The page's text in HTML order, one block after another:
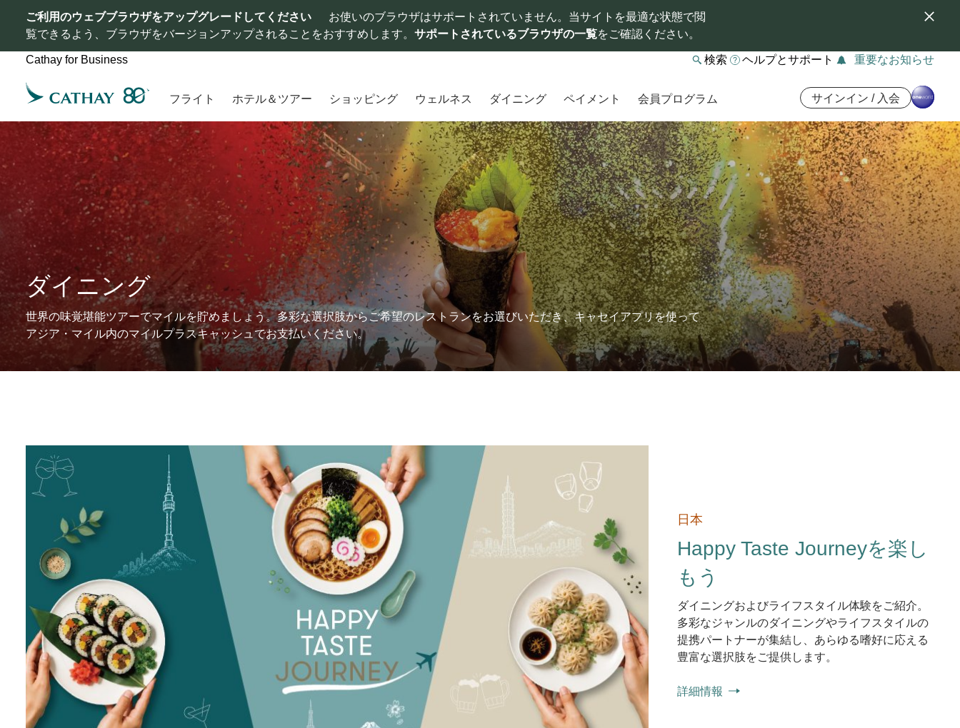
ご利用のウェブブラウザをアップグレードしてください
お使いのブラウザはサポートされていません。当サイトを最適な状態で閲
覧できるよう、ブラウザをバージョンアップされることをおすすめします。 サポートされているブラウザの一覧をご確認ください。
Cathay for Business 検索 ヘルプとサポート 重要なお知らせ
フライト ホテル＆ツアー ショッピング ウェルネス ダイニング ペイメント 会員プログラム サインイン / 入会
ダイニング
世界の味覚堪能ツアーでマイルを貯めましょう。多彩な選択肢からご希望のレストランをお選びいただき、キャセイアプリを使って
アジア・マイル内のマイルプラスキャッシュでお支払いください。
日本
Happy Taste Journeyを楽し
もう
ダイニングおよびライフスタイル体験をご紹介。
多彩なジャンルのダイニングやライフスタイルの
提携パートナーが集結し、あらゆる嗜好に応える
豊富な選択肢をご提供します。
詳細情報